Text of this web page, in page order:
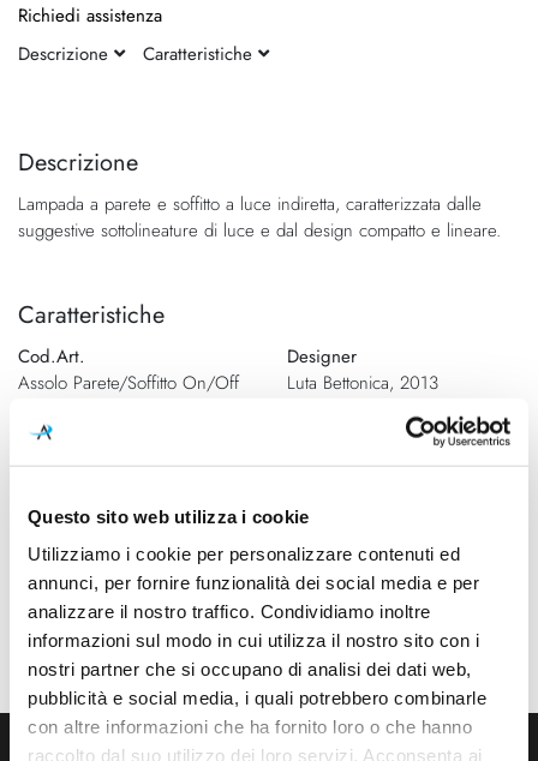
Questo sito web utilizza i cookie
Utilizziamo i cookie per personalizzare contenuti ed
annunci, per fornire funzionalità dei social media e per
analizzare il nostro traffico. Condividiamo inoltre
informazioni sul modo in cui utilizza il nostro sito con i
nostri partner che si occupano di analisi dei dati web,
pubblicità e social media, i quali potrebbero combinarle
con altre informazioni che ha fornito loro o che hanno
raccolto dal suo utilizzo dei loro servizi. Acconsenta ai
fine
galleria
di
della
di
immagini
Descrizione
Lampada a parete e soffitto a luce indiretta, caratterizzata dalle
suggestive sottolineature di luce e dal design compatto e lineare.
Caratteristiche
Cod.Art.
Assolo Parete/Soffitto On/Off
Designer
Luta Bettonica, 2013
Dimensioni
Ø 200mm x 45mm
Sorgente luminosa
Led integrato
Potenza e attacco
CRI80
Dimmerazione
Classe energetica
A++, A+, A
Richiedi assistenza
Descrizione
Caratteristiche